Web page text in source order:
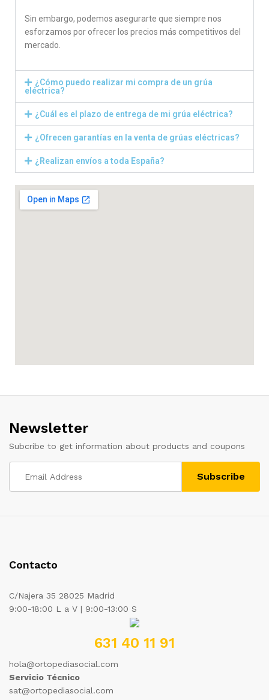
Sin embargo, podemos asegurarte que siempre nos
esforzamos por ofrecer los precios más competitivos del
mercado.
¿Cómo puedo realizar mi compra de un grúa
eléctrica?
¿Cuál es el plazo de entrega de mi grúa eléctrica?
¿Ofrecen garantías en la venta de grúas eléctricas?
¿Realizan envíos a toda España?
Newsletter
Subcribe to get information about products and coupons
Contacto
C/Najera 35 28025 Madrid
9:00-18:00 L a V | 9:00-13:00 S
631 40 11 91
hola@ortopediasocial.com
Servicio Técnico
sat@ortopediasocial.com